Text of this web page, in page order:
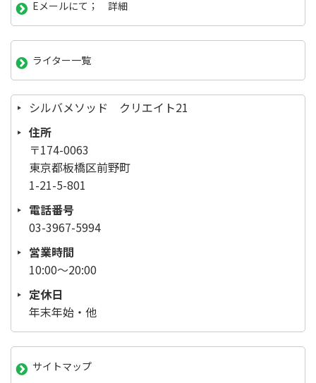
Eメールにて； 詳細
ライター一覧
シルバメソッド クリエイト21
住所
〒174-0063
東京都板橋区前野町
1-21-5-801
電話番号
03-3967-5994
営業時間
10:00～20:00
定休日
年末年始・他
サイトマップ